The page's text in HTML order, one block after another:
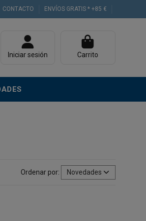
CONTACTO ENVÍOS GRATIS * +85 €
Iniciar sesión Carrito
Ordenar por: Novedades